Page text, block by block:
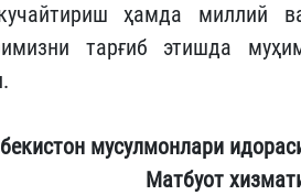
ҳамда миллий
тарғиб этишда
мусулмонлари
Матбуот